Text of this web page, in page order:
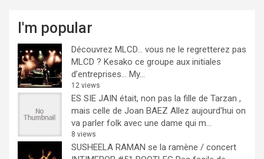
I'm popular
Découvrez MLCD… vous ne le regretterez pas
MLCD ? Kesako ce groupe aux initiales
d’entreprises… My...
12 views
ES SIE JAIN était, non pas la fille de Tarzan ,
mais celle de Joan BAEZ Allez aujourd'hui on
va parler folk avec une dame qui m...
8 views
SUSHEELA RAMAN se la ramène / concert